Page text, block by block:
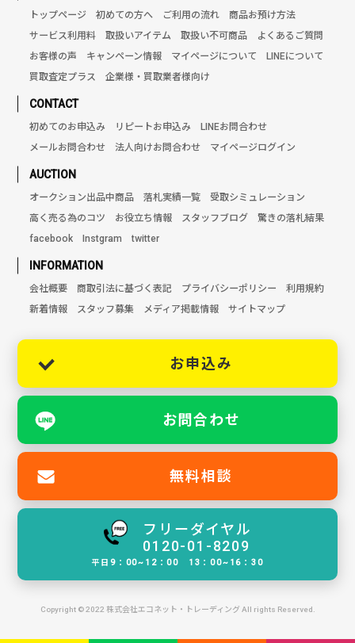
トップページ 初めての方へ ご利用の流れ
商品お預け方法
サービス利用料
取扱いアイテム 取扱い不可商品
よくあるご質問
お客様の声
キャンペーン情報 マイページについて
LINEについて
買取査定プラス
企業様・買取業者様向け
CONTACT
初めてのお申込み リピートお申込み
LINEお問合わせ
メールお問合わせ
法人向けお問合わせ マイページログイン
AUCTION
オークション出品中商品 落札実績一覧
受取シミュレーション
高く売る為のコツ
お役立ち情報 スタッフブログ
驚きの落札結果
facebook
Instgram twitter
INFORMATION
会社概要 商取引法に基づく表記 プライバシーポリシー
利用規約
新着情報
スタッフ募集 メディア掲載情報 サイトマップ
お申込み
お問合わせ
無料相談
フリーダイヤル
0120-01-8209
平日9：00~12：00 13：00~16：30
Copyright © 2022 株式会社エコネット・トレーディング All rights Reserved.